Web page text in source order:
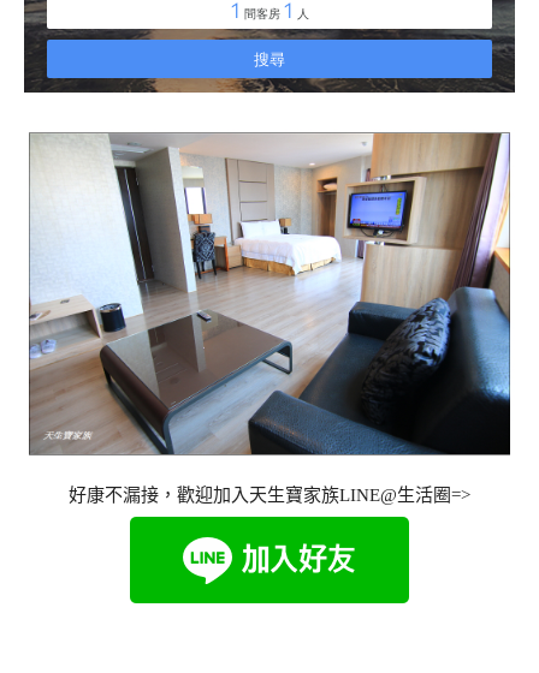
好康不漏接，歡迎加入天生寶家族LINE@生活圈=>